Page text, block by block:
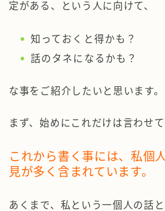
定がある、という人に向けて、
知っておくと得かも？
話のタネになるかも？
な事をご紹介したいと思います。
まず、始めにこれだけは言わせて
これから書く事には、私個
見が多く含まれています。
あくまで、私という一個人の話